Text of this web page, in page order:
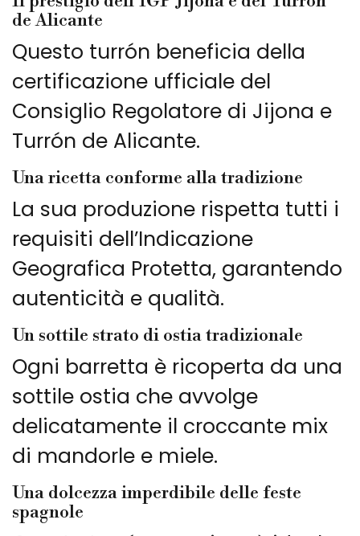
de Alicante
Questo turrón beneficia della
certificazione ufficiale del
Consiglio Regolatore di Jijona e
Turrón de Alicante.
Una ricetta conforme alla tradizione
La sua produzione rispetta tutti i
requisiti dell’Indicazione
Geografica Protetta, garantendo
autenticità e qualità.
Un sottile strato di ostia tradizionale
Ogni barretta è ricoperta da una
sottile ostia che avvolge
delicatamente il croccante mix
di mandorle e miele.
Una dolcezza imperdibile delle feste
spagnole